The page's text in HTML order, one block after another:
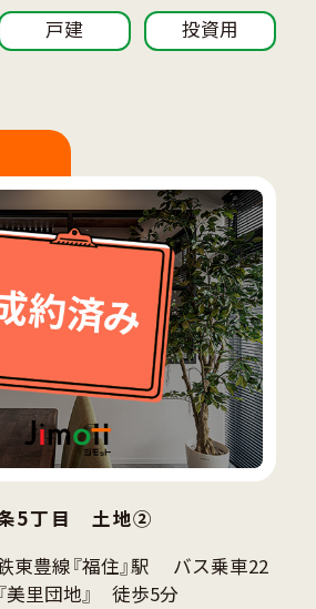
戸建
投資用
5丁目 土地②
東豊線『福住』駅 バス乗車22
里団地』 徒歩5分